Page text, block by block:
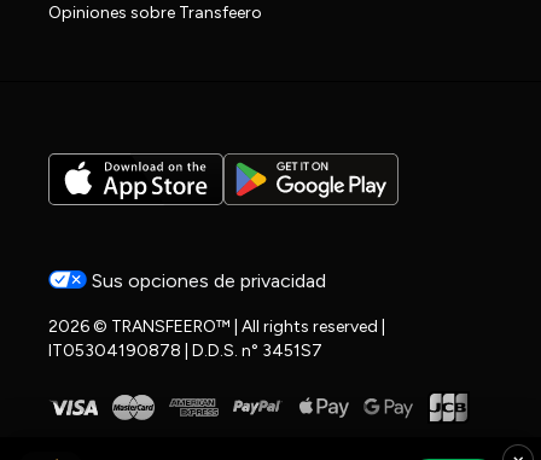
Opiniones sobre Transfeero
Sus opciones de privacidad
2026 © TRANSFEERO™ | All rights reserved |
IT05304190878 | D.D.S. n° 3451S7